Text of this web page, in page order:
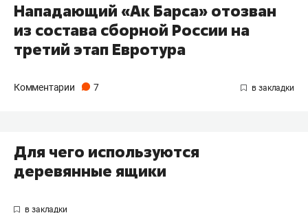
Нападающий «Ак Барса» отозван
из состава сборной России на
третий этап Евротура
Комментарии 7
Для чего используются
деревянные ящики